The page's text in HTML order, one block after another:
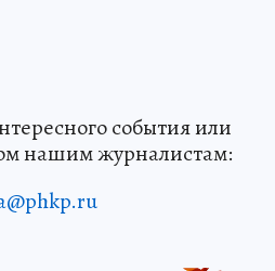
события или
нашим журналистам: